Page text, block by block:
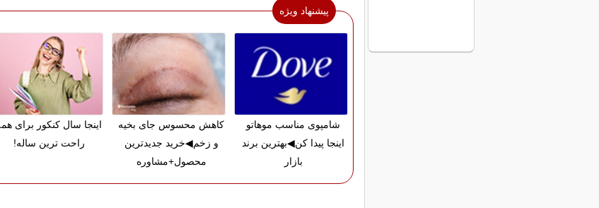
پیشنهاد ویژه
شامپوی مناسب موهاتو
اینجا پیدا کن◀بهترین برند
بازار
کاهش محسوس جای بخیه
و زخم◀خرید جدیدترین
محصول+مشاوره
اینجا سال کنکور برای
راحت ترین ساله!